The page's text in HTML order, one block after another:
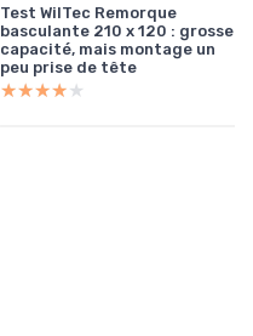
Test WilTec Remorque
basculante 210 x 120 : grosse
capacité, mais montage un
peu prise de tête
★★★★★
★★★★★